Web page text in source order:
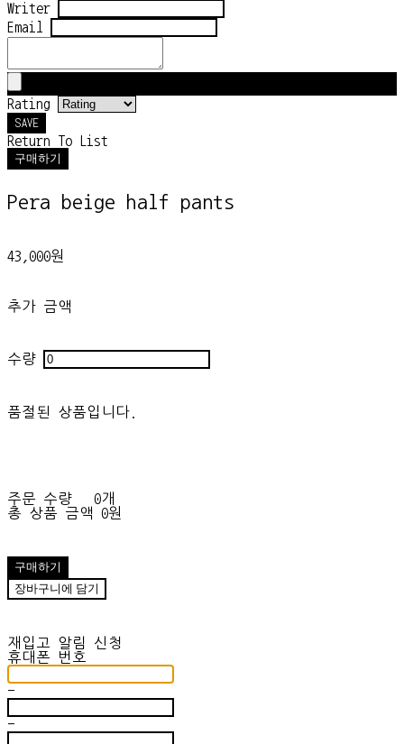
Writer
Email
Rating
SAVE
Return To List
구매하기
Pera beige half pants
43,000원
추가 금액
수량
품절된 상품입니다.
주문 수량
0개
총 상품 금액
0원
구매하기
장바구니에 담기
재입고 알림 신청
휴대폰 번호
-
-